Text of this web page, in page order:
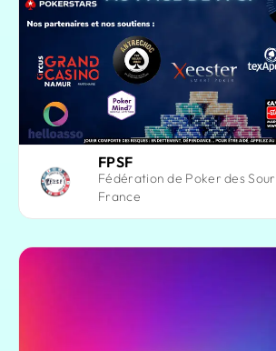
FPSF
Fédération de Poker des
France